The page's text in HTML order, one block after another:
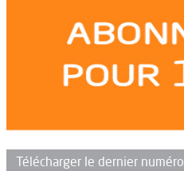
Télécharger le dernier numéro